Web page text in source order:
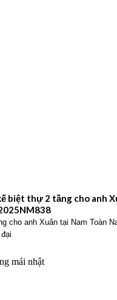
biệt thự 2 tầng cho anh
cho anh Xuân tại Nam Toàn